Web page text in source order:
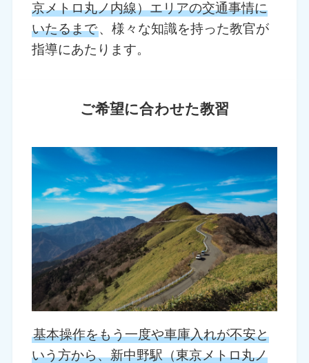
京メトロ丸ノ内線）エリアの交通事情に
いたるまで、様々な知識を持った教官が
指導にあたります。
ご希望に合わせた教習
基本操作をもう一度や車庫入れが不安と
いう方から、新中野駅（東京メトロ丸ノ